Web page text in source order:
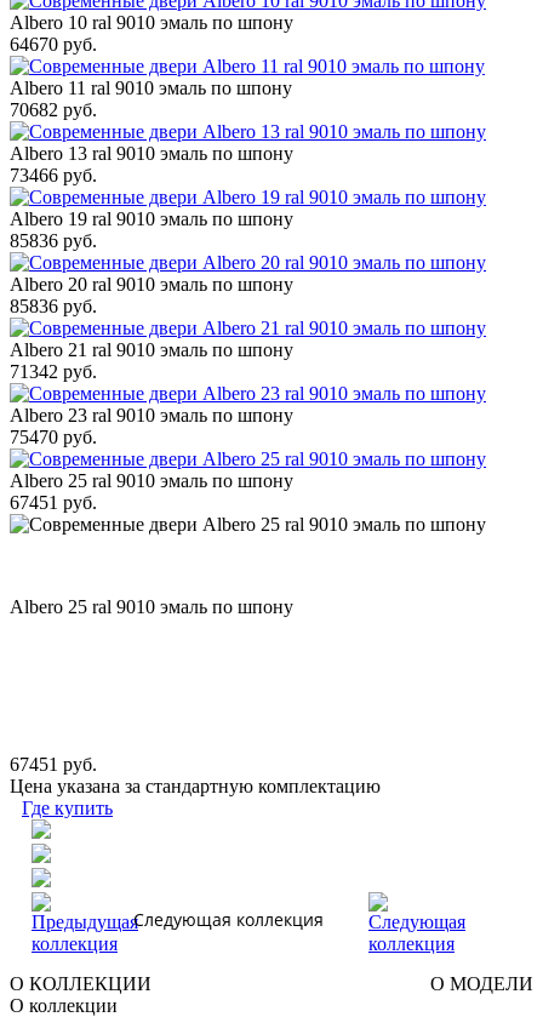
Albero 10 ral 9010 эмаль по шпону
64670 руб.
Albero 11 ral 9010 эмаль по шпону
70682 руб.
Albero 13 ral 9010 эмаль по шпону
73466 руб.
Albero 19 ral 9010 эмаль по шпону
85836 руб.
Albero 20 ral 9010 эмаль по шпону
85836 руб.
Albero 21 ral 9010 эмаль по шпону
71342 руб.
Albero 23 ral 9010 эмаль по шпону
75470 руб.
Albero 25 ral 9010 эмаль по шпону
67451 руб.
Albero 25 ral 9010 эмаль по шпону
67451 руб.
Цена указана за стандартную комплектацию
Где купить
Следующая коллекция
О КОЛЛЕКЦИИ
О МОДЕЛИ
О коллекции